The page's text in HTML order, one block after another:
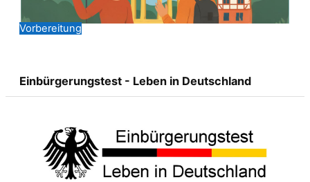
Vorbereitung
Einbürgerungstest - Leben in Deutschland